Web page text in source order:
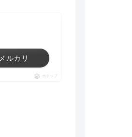
メルカリ
ポチップ